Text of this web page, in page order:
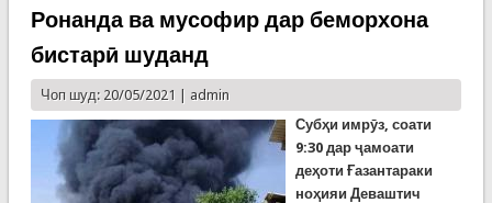
Ронанда ва мусофир дар беморхона
бистарӣ шуданд
Чоп шуд: 20/05/2021 | admin
Субҳи имрӯз, соати
9:30 дар ҷамоати
деҳоти Ғазантараки
ноҳияи Деваштич